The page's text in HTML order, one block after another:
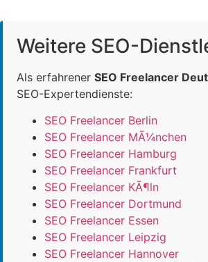
Weitere SEO-
Als erfahrener SEO Freelancer
SEO-Expertendienste:
SEO Freelancer Berlin
SEO Freelancer MÃ¼nchen
SEO Freelancer Hamburg
SEO Freelancer Frankfurt
SEO Freelancer KÃ¶ln
SEO Freelancer Dortmund
SEO Freelancer Essen
SEO Freelancer Leipzig
SEO Freelancer Hannover